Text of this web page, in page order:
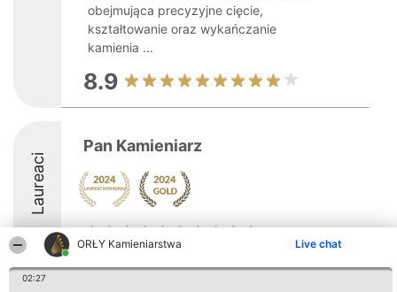
ORŁY Kamieniarstwa Live chat
02:27
obejmująca precyzyjne cięcie,
kształtowanie oraz wykańczanie
kamienia ...
8.9
Laureaci
Pan Kamieniarz